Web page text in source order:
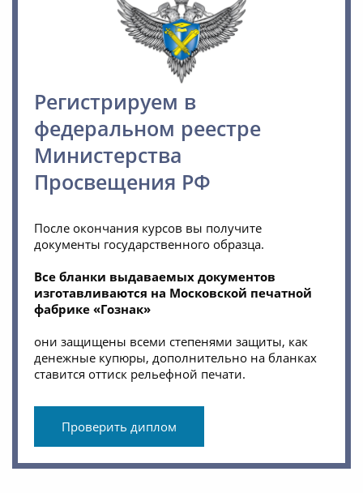
Регистрируем в
федеральном реестре
Министерства
Просвещения РФ
После окончания курсов вы получите
документы государственного образца.
Все бланки выдаваемых документов
изготавливаются на Московской печатной
фабрике «Гознак»
они защищены всеми степенями защиты, как
денежные купюры, дополнительно на бланках
ставится оттиск рельефной печати.
Проверить диплом